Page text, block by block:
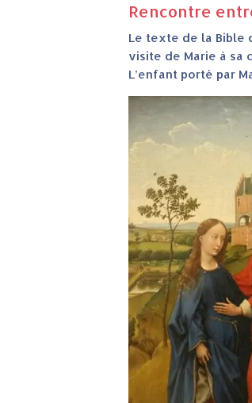
Rencontre
Le texte de la Bible
visite de Marie à sa
L’enfant porté par